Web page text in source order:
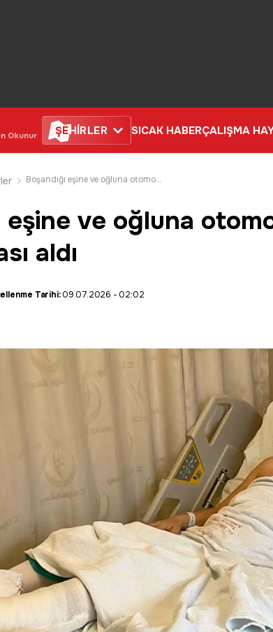
Okunur
ŞEHİRLER SICAK HABERÇALIŞMA
Boşandığı eşine ve oğluna otomobille çarptı, 20 yıl 6 ay hapis cezası aldı
eşine ve oğluna
aldı
Tarihi:09.07.2026 - 02:02